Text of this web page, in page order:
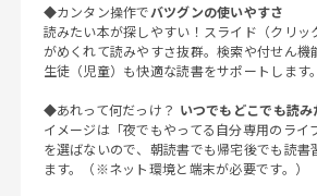
◆カンタン操作でバツグンの使いやすさ
読みたい本が探しやすい！スライド（クリッ
がめくれて読みやすさ抜群。検索や付せん機
生徒（児童）も快適な読書をサポートします。
◆あれって何だっけ？ いつでもどこでも読
イメージは「夜でもやってる自分専用のライ
を選ばないので、朝読書でも帰宅後でも読書
ます。（※ネット環境と端末が必要です。）